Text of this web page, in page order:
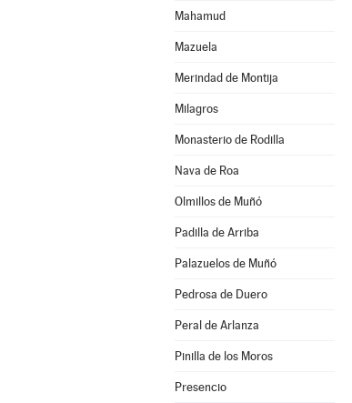
Mahamud
Mazuela
Merindad de Montija
Milagros
Monasterio de Rodilla
Nava de Roa
Olmillos de Muñó
Padilla de Arriba
Palazuelos de Muñó
Pedrosa de Duero
Peral de Arlanza
Pinilla de los Moros
Presencio